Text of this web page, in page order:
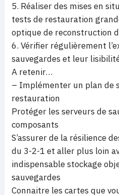
5. Réaliser des mises en
tests de restauration
optique de reconstruction
6. Vérifier régulièrement
sauvegardes et leur
A retenir…
– Implémenter un plan de
restauration
Protéger les serveurs de
composants
S’assurer de la résilience
du 3-2-1 et aller plus loin
indispensable stockage
sauvegardes
Connaitre les cartes que